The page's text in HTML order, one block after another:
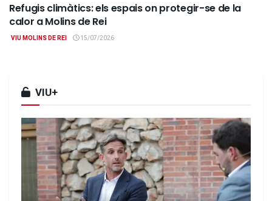
Refugis climàtics: els espais on protegir-se de la
calor a Molins de Rei
VIU MOLINS DE REI 15/07/2026
VIU+